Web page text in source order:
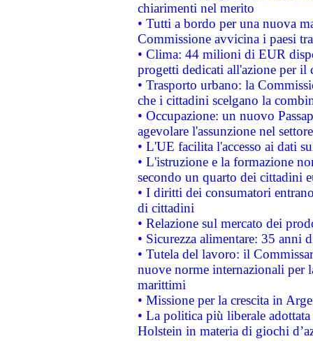
chiarimenti nel merito
• Tutti a bordo per una nuova
Commissione avvicina i paesi
• Clima: 44 milioni di EUR
progetti dedicati all'azione per il
• Trasporto urbano: la
che i cittadini scelgano la
• Occupazione: un nuovo
agevolare l'assunzione nel
• L'UE facilita l'accesso ai dati
• L'istruzione e la formazione
secondo un quarto dei cittadini
• I diritti dei consumatori
di cittadini
• Relazione sul mercato dei
• Sicurezza alimentare: 35 anni
• Tutela del lavoro: il
nuove norme internazionali per
marittimi
• Missione per la crescita in
• La politica più liberale
Holstein in materia di giochi